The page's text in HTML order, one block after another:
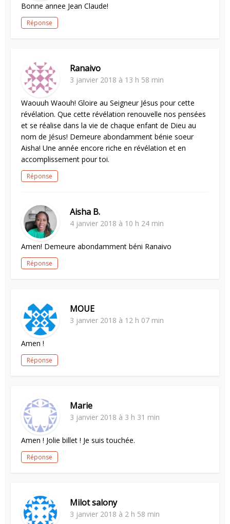
Bonne annee Jean Claude!
Réponse
Ranaivo
3 janvier 2018 à 13 h 58 min
Waouuh Waouh! Gloire au Seigneur Jésus pour cette
révélation. Que cette révélation renouvelle nos pensées
et se réalise dans la vie de chaque enfant de Dieu au
nom de Jésus! Demeure abondamment bénie soeur
Aisha! Une année encore riche en révélation et en
accomplissement pour toi.
Réponse
Aisha B.
4 janvier 2018 à 10 h 24 min
Amen! Demeure abondamment béni Ranaivo
Réponse
MOUE
3 janvier 2018 à 12 h 07 min
Amen !
Réponse
Marie
3 janvier 2018 à 3 h 31 min
Amen ! Jolie billet ! Je suis touchée.
Réponse
Milot salony
3 janvier 2018 à 2 h 58 min